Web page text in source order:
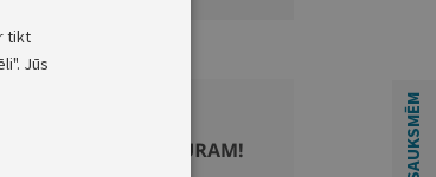
ATSAUKSMĒM
tikt
Jūs